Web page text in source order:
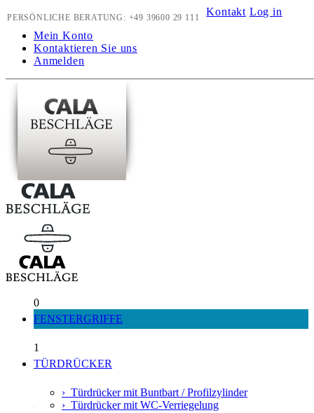
PERSÖNLICHE BERATUNG: +49 39600 29 111 Kontakt Log in
Mein Konto
Kontaktieren Sie uns
Anmelden
0
FENSTERGRIFFE
1
TÜRDRÜCKER
› Türdrücker mit Buntbart / Profilzylinder
› Türdrücker mit WC-Verriegelung